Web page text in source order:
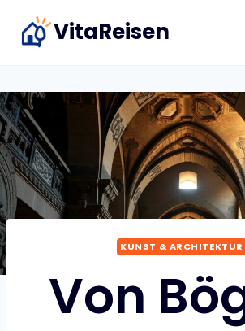
Inhalt
VitaReisen
KUNST & ARCHITEKTUR
Von